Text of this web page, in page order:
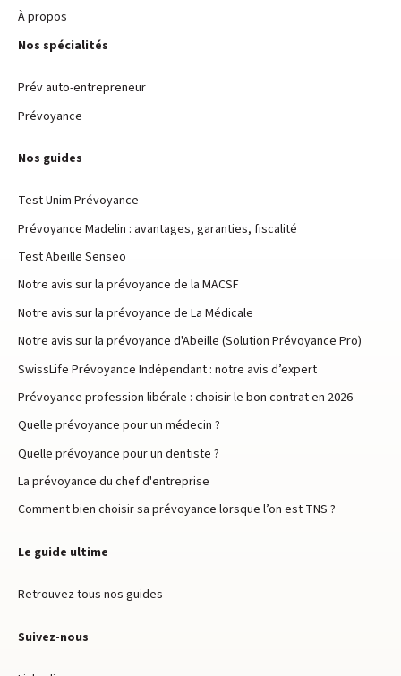
À propos
Nos spécialités
Prév auto-entrepreneur
Prévoyance
Nos guides
Test Unim Prévoyance
Prévoyance Madelin : avantages, garanties, fiscalité
Test Abeille Senseo
Notre avis sur la prévoyance de la MACSF
Notre avis sur la prévoyance de La Médicale
Notre avis sur la prévoyance d'Abeille (Solution Prévoyance Pro)
SwissLife Prévoyance Indépendant : notre avis d’expert
Prévoyance profession libérale : choisir le bon contrat en 2026
Quelle prévoyance pour un médecin ?
Quelle prévoyance pour un dentiste ?
La prévoyance du chef d'entreprise
Comment bien choisir sa prévoyance lorsque l’on est TNS ?
Le guide ultime
Retrouvez tous nos guides
Suivez-nous